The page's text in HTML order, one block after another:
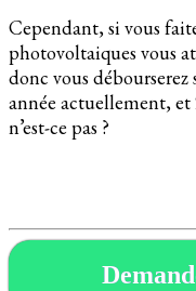
Cependant, si vous
photovoltaiques vous
donc vous
année actuellement, et
n’est-ce pas ?